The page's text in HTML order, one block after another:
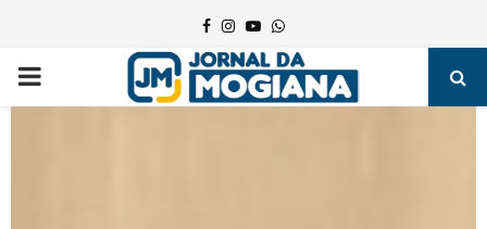
Facebook
Instagram
YoutubeWhatsapp
PRIMARY